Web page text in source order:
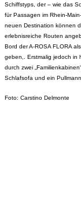
Schiffstyps, der – wie das
für Passagen im Rhein-
neuen Destination können
erlebnisreiche Routen
Bord der A-ROSA FLORA
geben,. Erstmalig jedoch in
durch zwei
Schlafsofa und ein
Foto: Carstino Delmonte